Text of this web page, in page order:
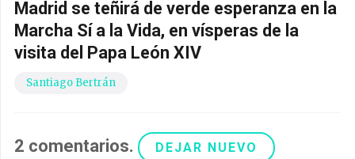
Madrid se teñirá de verde esperanza en la
Marcha Sí a la Vida, en vísperas de la
visita del Papa León XIV
Santiago Bertrán
2 comentarios. DEJAR NUEVO